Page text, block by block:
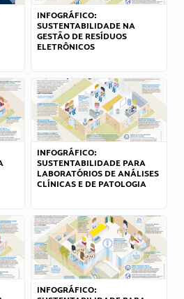
INFOGRÁFICO:
SUSTENTABILIDADE NA
GESTÃO DE RESÍDUOS
ELETRÔNICOS
INFOGRÁFICO:
SUSTENTABILIDADE PARA
LABORATÓRIOS DE ANÁLISES
CLÍNICAS E DE PATOLOGIA
INFOGRÁFICO: